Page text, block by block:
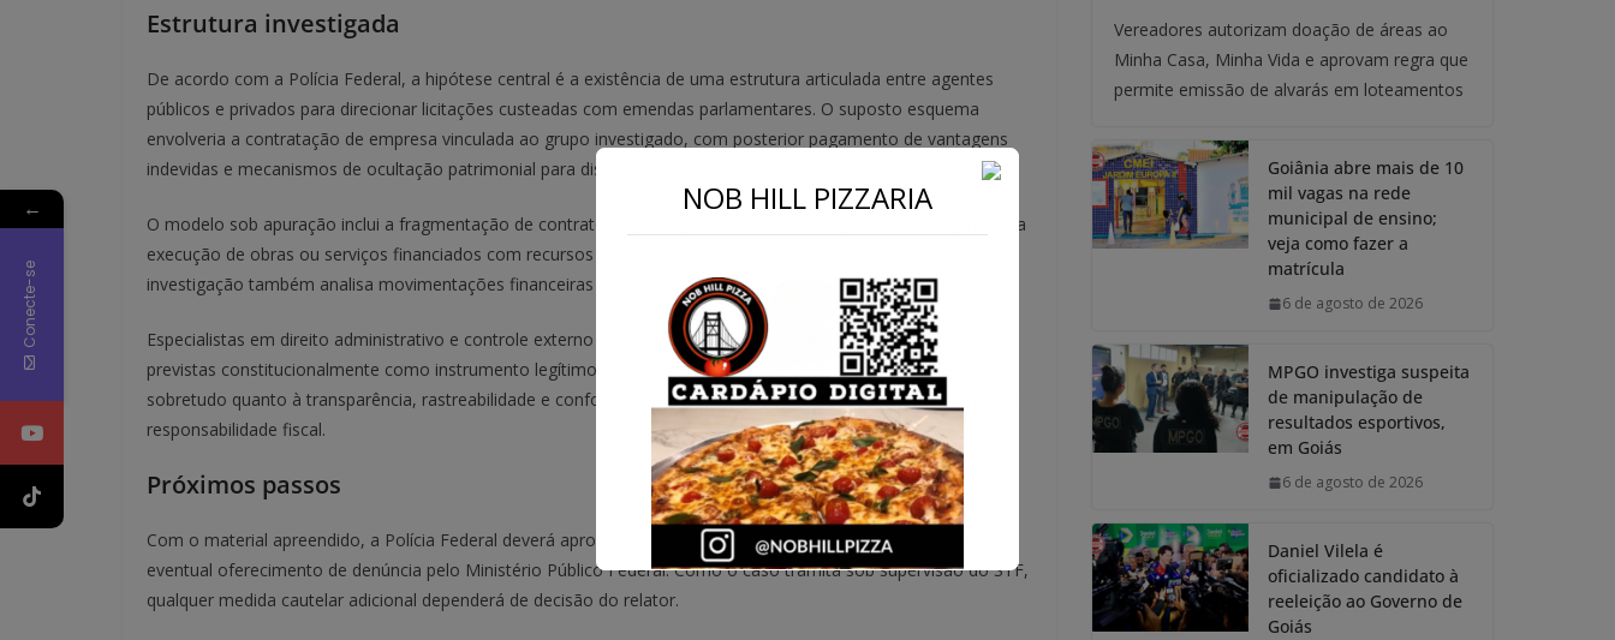
Estrutura investigada
De acordo com a Polícia Federal, a hipótese central é a existência de uma estrutura articulada entre agentes
públicos e privados para direcionar licitações custeadas com emendas parlamentares. O suposto esquema
envolveria a contratação de empresa vinculada ao grupo investigado, com posterior pagamento de vantagens
indevidas e mecanismos de ocultação patrimonial para dissimular a origem dos valores.
O modelo sob apuração inclui a fragmentação de contratos, ajustes prévios em editais e possível sobrepreço na
execução de obras ou serviços financiados com recursos federais descentralizados a entes subnacionais. A
investigação também analisa movimentações financeiras que possam caracterizar lavagem de dinheiro.
Especialistas em direito administrativo e controle externo observam que emendas parlamentares, embora
previstas constitucionalmente como instrumento legítimo de alocação de recursos, exigem rigor na execução,
sobretudo quanto à transparência, rastreabilidade e conformidade com a Lei de Licitações e com as normas de
responsabilidade fiscal.
Próximos passos
Com o material apreendido, a Polícia Federal deverá aprofundar a análise técnica e financeira para subsidiar
eventual oferecimento de denúncia pelo Ministério Público Federal. Como o caso tramita sob supervisão do STF,
qualquer medida cautelar adicional dependerá de decisão do relator.
Vereadores autorizam doação de áreas ao
Minha Casa, Minha Vida e aprovam regra que
permite emissão de alvarás em loteamentos
Goiânia abre mais de 10
mil vagas na rede
municipal de ensino;
veja como fazer a
matrícula
6 de agosto de 2026
MPGO investiga suspeita
de manipulação de
resultados esportivos,
em Goiás
6 de agosto de 2026
Daniel Vilela é
oficializado candidato à
reeleição ao Governo de
Goiás
←
Conecte-se
NOB HILL PIZZARIA